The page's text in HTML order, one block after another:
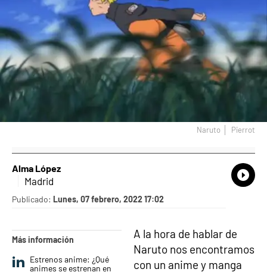
Naruto Pierrot
Alma López
Madrid
Publicado: Lunes, 07 febrero, 2022 17:02
Más información
Estrenos anime: ¿Qué
animes se estrenan en
A la hora de hablar de
Naruto nos encontramos
con un anime y manga